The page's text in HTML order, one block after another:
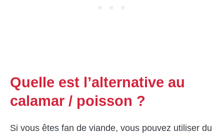
Quelle est l’alternative au
calamar / poisson ?
Si vous êtes fan de viande, vous pouvez utiliser du